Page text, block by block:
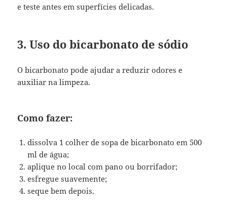
e teste antes em superfícies delicadas.
3. Uso do bicarbonato de sódio
O bicarbonato pode ajudar a reduzir odores e
auxiliar na limpeza.
Como fazer:
dissolva 1 colher de sopa de bicarbonato em 500
ml de água;
aplique no local com pano ou borrifador;
esfregue suavemente;
seque bem depois.